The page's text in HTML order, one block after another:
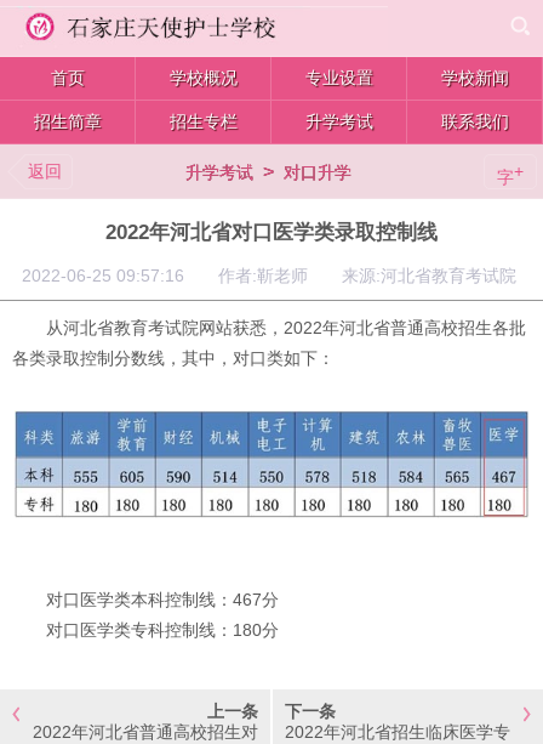
首页 学校概况 专业设置 学校新闻
招生简章 招生专栏 升学考试 联系我们
返回 升学考试 > 对口升学 字+
2022年河北省对口医学类录取控制线
2022-06-25 09:57:16 作者:靳老师 来源:河北省教育考试院
从河北省教育考试院网站获悉，2022年河北省普通高校招生各批
各类录取控制分数线，其中，对口类如下：
对口医学类本科控制线：467分
对口医学类专科控制线：180分
上一条
2022年河北省普通高校招生对
下一条
2022年河北省招生临床医学专